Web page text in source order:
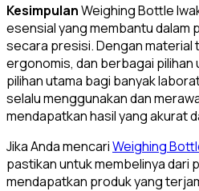
KesimpulanWeighing Bottle
esensial yang membantu dalam
secara presisi. Dengan material
ergonomis, dan berbagai pilihan
pilihan utama bagi banyak
selalu menggunakan dan
mendapatkan hasil yang akurat
Jika Anda mencariWeighing
pastikan untuk membelinya dari
mendapatkan produk yang